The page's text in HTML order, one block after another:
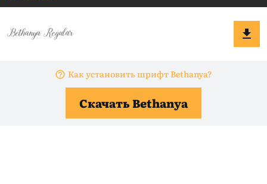
Как установить шрифт Bethanya?
Скачать Bethanya